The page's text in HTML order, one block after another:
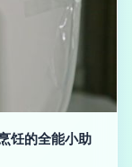
饪的全能小助